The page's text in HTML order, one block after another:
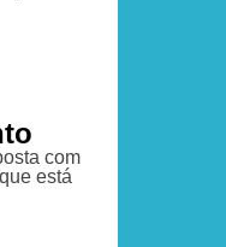
com
está